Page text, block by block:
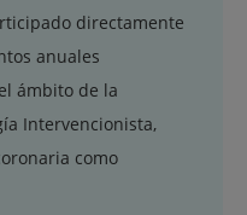
directamente
anuales
ámbito de la
Intervencionista,
como